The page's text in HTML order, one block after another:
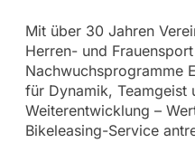
Mit über 30 Jahren
Herren- und
Nachwuchsprogramme
für Dynamik, Teamgeist
Weiterentwicklung –
Bikeleasing-Service